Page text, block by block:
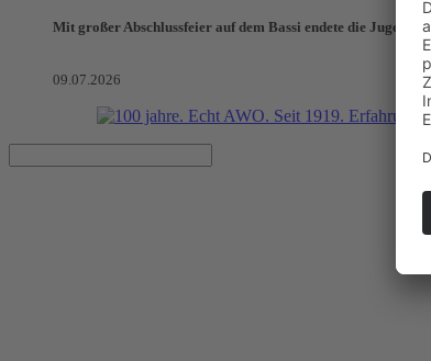
Mit großer Abschlussfeier auf dem Bassi endete die
09.07.2026